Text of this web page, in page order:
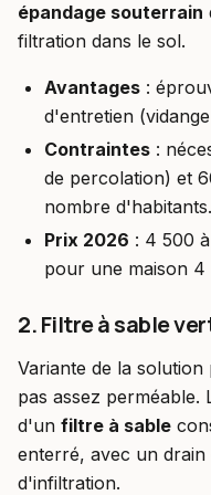
épandage souterrain
filtration dans le sol.
Avantages :
d'entretien
Contraintes :
de percolation) et
nombre d'habitants.
Prix 2026 : 4 500
pour une maison 4
2. Filtre à sable
Variante de la
pas assez perméable.
d'un filtre à sable
enterré, avec un
d'infiltration.